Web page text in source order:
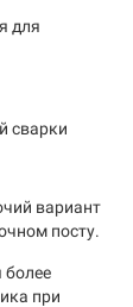
для
сварки
вариант
посту.
более
при